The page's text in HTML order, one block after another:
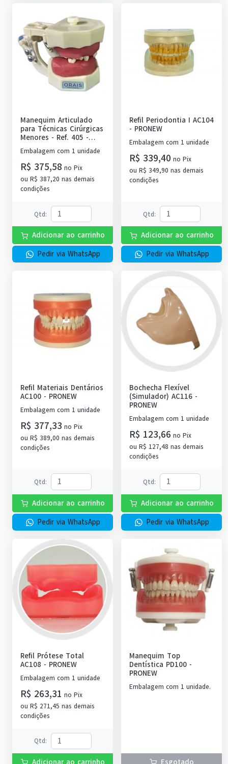
Manequim Articulado
para Técnicas Cirúrgicas
Menores - Ref. 405 -
ORAIS
Embalagem com 1 unidade
R$ 375,58 no Pix
ou R$ 387,20 nas demais
condições
Qtd:
Adicionar ao carrinho
Pedir via WhatsApp
Refil Periodontia I AC104
- PRONEW
Embalagem com 1 unidade
R$ 339,40 no Pix
ou R$ 349,90 nas demais
condições
Qtd:
Adicionar ao carrinho
Pedir via WhatsApp
Refil Materiais Dentários
AC100 - PRONEW
Embalagem com 1 unidade
R$ 377,33 no Pix
ou R$ 389,00 nas demais
condições
Qtd:
Adicionar ao carrinho
Pedir via WhatsApp
Bochecha Flexível
(Simulador) AC116 -
PRONEW
Embalagem com 1 unidade
R$ 123,66 no Pix
ou R$ 127,48 nas demais
condições
Qtd:
Adicionar ao carrinho
Pedir via WhatsApp
Refil Prótese Total
AC108 - PRONEW
Embalagem com 1 unidade
R$ 263,31 no Pix
ou R$ 271,45 nas demais
condições
Qtd:
Adicionar ao carrinho
Manequim Top
Dentística PD100 -
PRONEW
Embalagem com 1 unidade.
Esgotado